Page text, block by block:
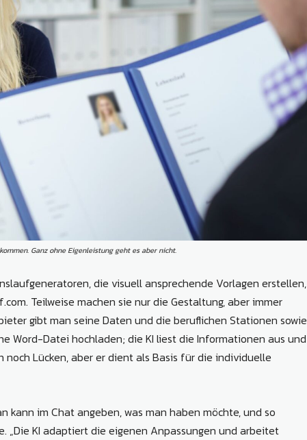
Ganz ohne Eigenleistung geht es aber nicht.
die visuell ansprechende Vorlagen erstellen,
Teilweise machen sie nur die Gestaltung, aber immer
gibt man seine Daten und die beruflichen Stationen sowie
Word-Datei hochladen; die KI liest die Informationen aus und
Lücken, aber er dient als Basis für die individuelle
kann im Chat angeben, was man haben möchte, und so
„Die KI adaptiert die eigenen Anpassungen und arbeitet